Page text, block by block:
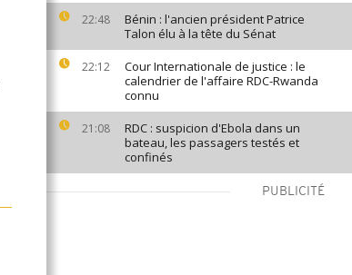
22:48
Bénin : l'ancien président Patrice
Talon élu à la tête du Sénat
22:12
Cour Internationale de justice : le
calendrier de l'affaire RDC-Rwanda
connu
21:08
RDC : suspicion d'Ebola dans un
bateau, les passagers testés et
confinés
PUBLICITÉ